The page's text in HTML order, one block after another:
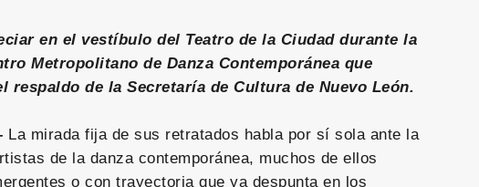
en el vestíbulo del Teatro de la Ciudad durante la
Metropolitano de Danza Contemporánea que
respaldo de la Secretaría de Cultura de Nuevo León.
La mirada fija de sus retratados habla por sí sola ante la
de la danza contemporánea, muchos de ellos
o con trayectoria que ya despunta en los